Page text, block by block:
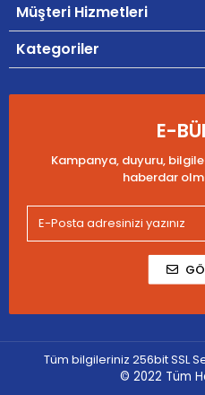
Müşteri Hizmetleri
Kategoriler
E-
Kampanya, duyuru,
haberdar
Tüm bilgileriniz 256bit SSL
© 2022 Tüm